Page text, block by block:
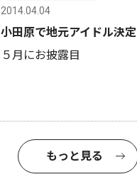
2014.04.04
小田原で地元アイドル決定
５月にお披露目
もっと見る